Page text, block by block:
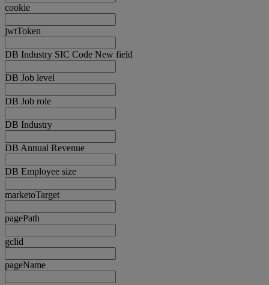
cookie
jwtToken
DB Industry SIC Code New field
DB Job level
DB Job role
DB Industry
DB Annual Revenue
DB Employee size
marketoTarget
pagePath
gclid
pageName